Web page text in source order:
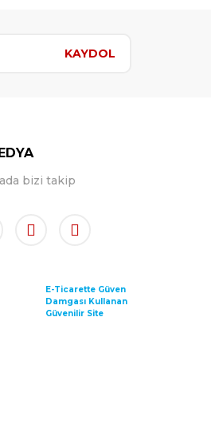
KAYDOL
bizi takip
E-Ticarette Güven
Damgası Kullanan
Güvenilir Site